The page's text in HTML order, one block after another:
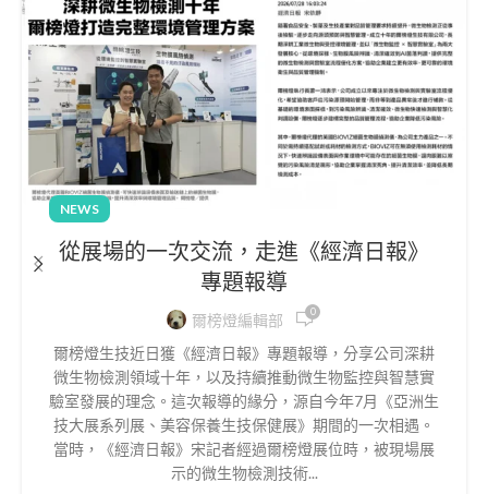
NEWS
從展場的一次交流，走進《經濟日報》
專題報導
爾榜燈編輯部 0
爾榜燈生技近日獲《經濟日報》專題報導，分享公司深耕
微生物檢測領域十年，以及持續推動微生物監控與智慧實
驗室發展的理念。這次報導的緣分，源自今年7月《亞洲生
技大展系列展、美容保養生技保健展》期間的一次相遇。
當時，《經濟日報》宋記者經過爾榜燈展位時，被現場展
示的微生物檢測技術...